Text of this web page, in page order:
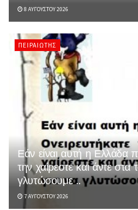
8 ΑΥΓΟΎΣΤΟΥ 2026
ΠΕΙΡΑΙΏΤΗΣ
Εάν είναι αυτή η Ελλάδα
την χαίρεστε και άντε στα
γλυτώσουμε ..
7 ΑΥΓΟΎΣΤΟΥ 2026